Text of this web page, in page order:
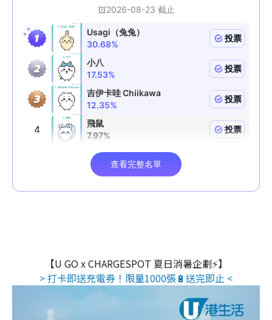
【U GO x CHARGESPOT 夏日消暑企劃⚡】
> 打卡即送充電券！限量1000張🔋送完即止 <